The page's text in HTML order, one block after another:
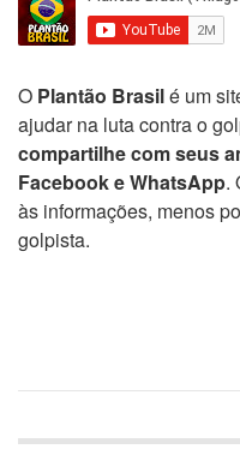
O Plantão Brasilé um
ajudar na luta contra o
compartilhe com seus
Facebook e WhatsApp.
às informações, menos
golpista.